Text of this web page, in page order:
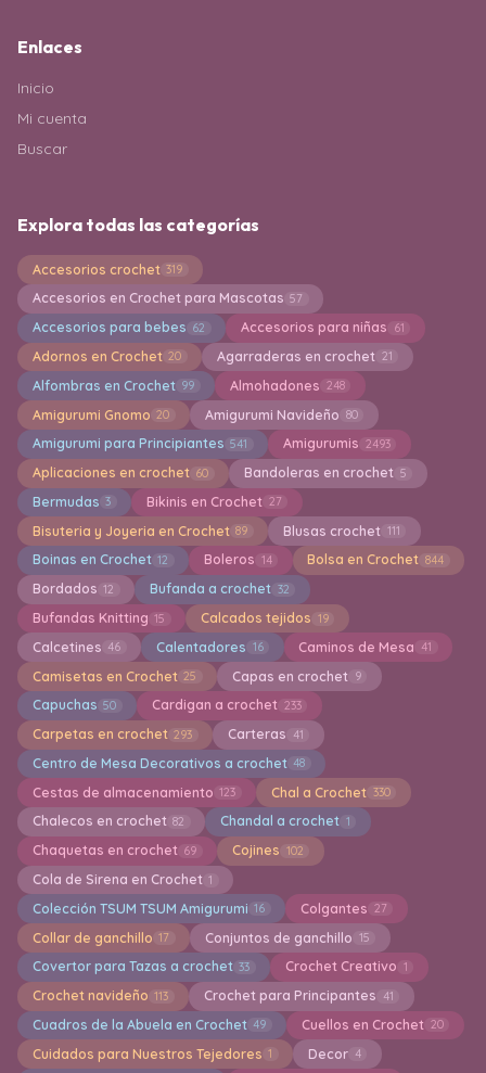
Enlaces
Inicio
Mi cuenta
Buscar
Explora todas las categorías
Accesorios crochet 319
Accesorios en Crochet para Mascotas 57
Accesorios para bebes 62 Accesorios para niñas 61
Adornos en Crochet 20 Agarraderas en crochet 21
Alfombras en Crochet 99 Almohadones 248
Amigurumi Gnomo 20 Amigurumi Navideño 80
Amigurumi para Principiantes 541 Amigurumis 2493
Aplicaciones en crochet 60 Bandoleras en crochet 5
Bermudas 3 Bikinis en Crochet 27
Bisuteria y Joyeria en Crochet 89 Blusas crochet 111
Boinas en Crochet 12 Boleros 14 Bolsa en Crochet 844
Bordados 12 Bufanda a crochet 32
Bufandas Knitting 15 Calcados tejidos 19
Calcetines 46 Calentadores 16 Caminos de Mesa 41
Camisetas en Crochet 25 Capas en crochet 9
Capuchas 50 Cardigan a crochet 233
Carpetas en crochet 293 Carteras 41
Centro de Mesa Decorativos a crochet 48
Cestas de almacenamiento 123 Chal a Crochet 330
Chalecos en crochet 82 Chandal a crochet 1
Chaquetas en crochet 69 Cojines 102
Cola de Sirena en Crochet 1
Colección TSUM TSUM Amigurumi 16 Colgantes 27
Collar de ganchillo 17 Conjuntos de ganchillo 15
Covertor para Tazas a crochet 33 Crochet Creativo 1
Crochet navideño 113 Crochet para Principantes 41
Cuadros de la Abuela en Crochet 49 Cuellos en Crochet 20
Cuidados para Nuestros Tejedores 1 Decor 4